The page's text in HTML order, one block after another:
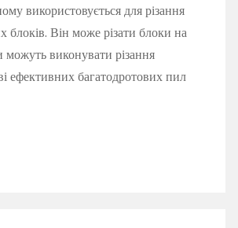
використовується для різання
блоків. Він може різати блоки на
можуть виконувати різання
ефективних багатодротових пил